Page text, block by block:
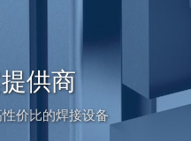
供商
价比的焊接设备